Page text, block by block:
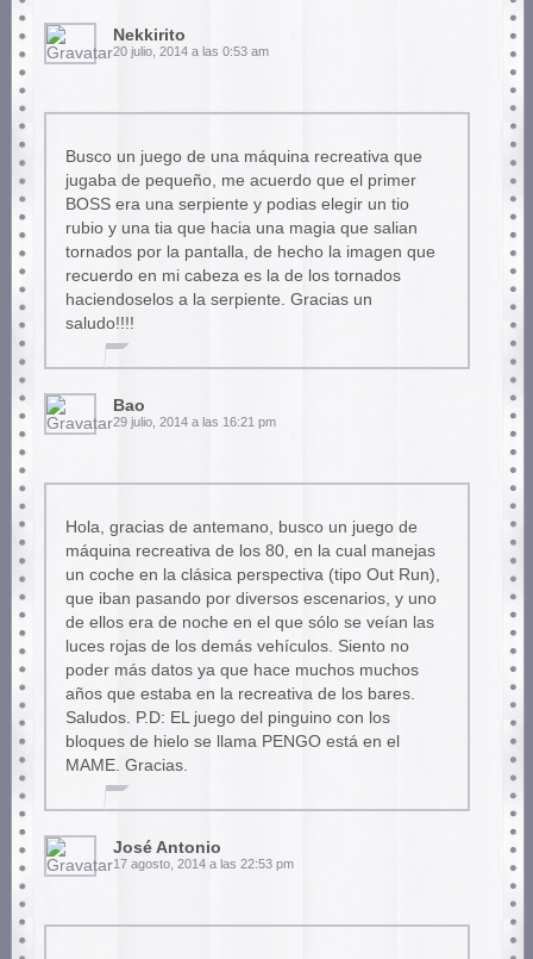
Nekkirito
20 julio, 2014 a las 0:53 am
Busco un juego de una máquina recreativa que
jugaba de pequeño, me acuerdo que el primer
BOSS era una serpiente y podias elegir un tio
rubio y una tia que hacia una magia que salian
tornados por la pantalla, de hecho la imagen que
recuerdo en mi cabeza es la de los tornados
haciendoselos a la serpiente. Gracias un
saludo!!!!
Bao
29 julio, 2014 a las 16:21 pm
Hola, gracias de antemano, busco un juego de
máquina recreativa de los 80, en la cual manejas
un coche en la clásica perspectiva (tipo Out Run),
que iban pasando por diversos escenarios, y uno
de ellos era de noche en el que sólo se veían las
luces rojas de los demás vehículos. Siento no
poder más datos ya que hace muchos muchos
años que estaba en la recreativa de los bares.
Saludos. P.D: EL juego del pinguino con los
bloques de hielo se llama PENGO está en el
MAME. Gracias.
José Antonio
17 agosto, 2014 a las 22:53 pm